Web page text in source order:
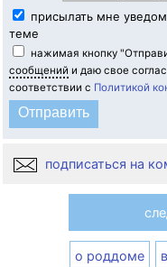
присылать мне
теме
нажимая кнопку
сообщений и даю свое
соответствии с Политикой
подписаться на
о роддоме